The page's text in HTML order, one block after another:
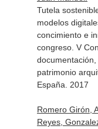
Tutela
modelos
concimiento e
congreso. V
patrimonio
España. 2017
Romero Girón,
Reyes,